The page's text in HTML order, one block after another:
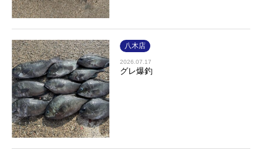
八木店
2026.07.17
グレ爆釣